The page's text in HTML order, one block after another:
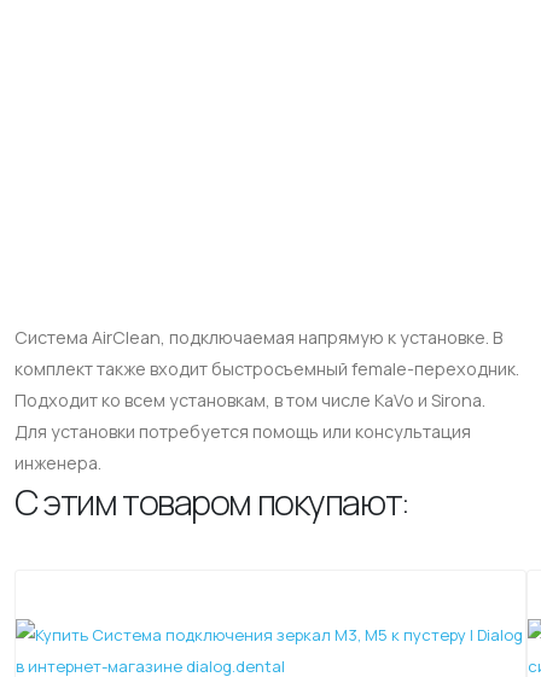
Система AirClean, подключаемая напрямую к установке. В
комплект также входит быстросъемный female-переходник.
Подходит ко всем установкам, в том числе KaVo и Sirona.
Для установки потребуется помощь или консультация
инженера.
С этим товаром покупают: